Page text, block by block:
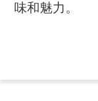
味和魅力。